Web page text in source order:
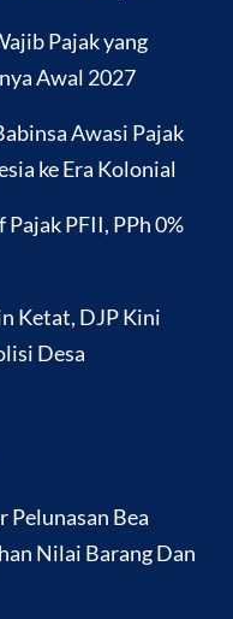
Pajak yang
Awal 2027
Awasi Pajak
ke Era Kolonial
PFII, PPh 0%
Ketat, DJP Kini
Desa
Pelunasan Bea
Nilai Barang Dan